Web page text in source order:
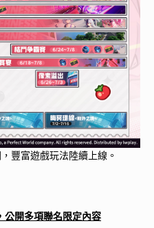
豐富遊戲玩法陸續上線。
公開多項聯名限定內容